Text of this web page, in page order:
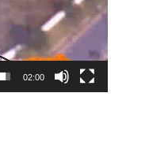
02:00